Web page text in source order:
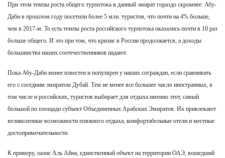
При этом темпы роста общего турпотока в данный эмират гораздо скромнее: Абу-
Даби в прошлом году посетили более 5 млн. туристов, что почти на 4% больше,
чем в 2017-м. То есть темпы роста российского турпотока оказались почти в 10 раз
больше общего. И это при том, что кризис в России продолжается, а доходы
большинства наших соотечественников падают.
Пока Абу-Даби менее известен и популярен у наших сограждан, если сравнивать
его с соседним эмиратом Дубай. Тем не менее все большее число иностранных, в
том числе и российских, туристов выбирает для отдыха именно этот, самый
большой по площади субъект Объединенных Арабских Эмиратов. Их привлекают
великолепные возможности пляжного отдыха, комфортабельные отели и местные
достопримечательности.
К примеру, оазис Аль Айна, единственный объект на территории ОАЭ, вошедший